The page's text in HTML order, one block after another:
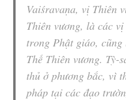
Vaiśravaṇa, vị Thiên
Thiên vương, là các vị
trong Phật giáo,
Thế Thiên vương. Tỳ-
thủ ở phương bắc, vì
pháp tại các đạo